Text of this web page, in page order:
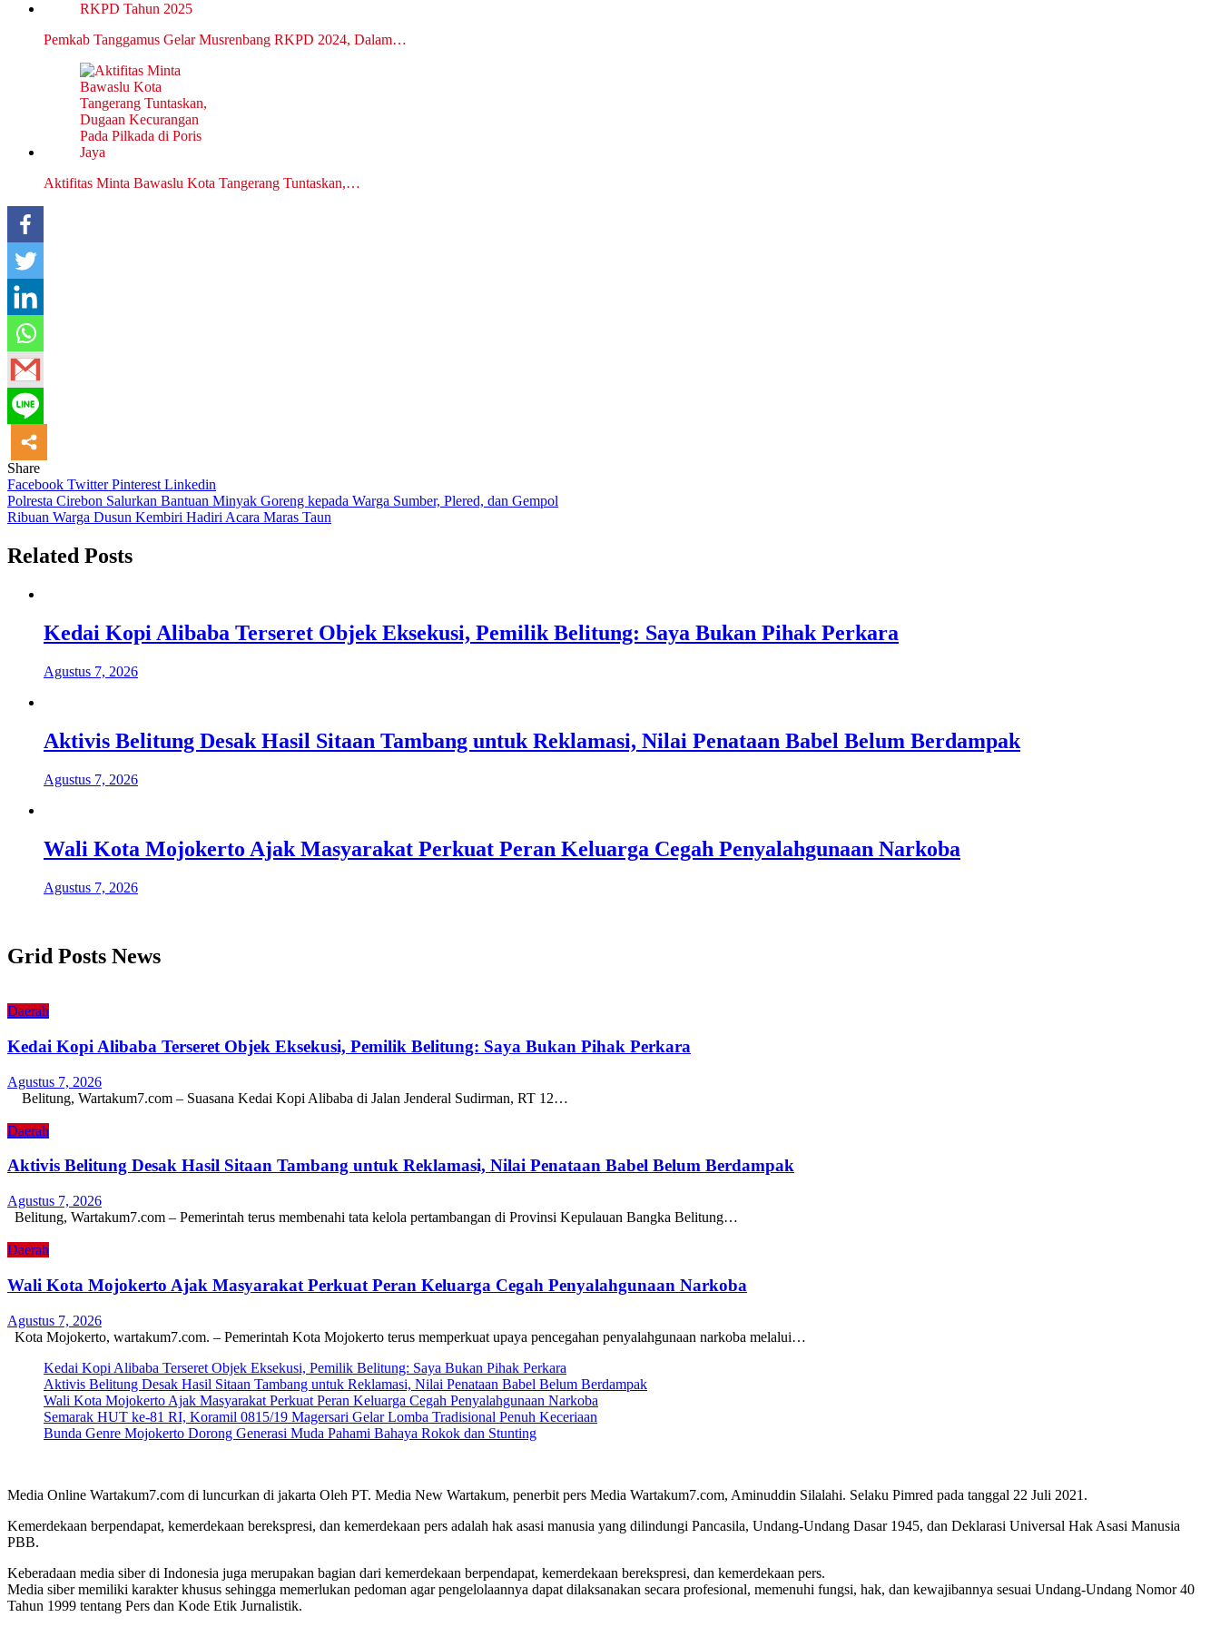
Pemkab Tanggamus Gelar Musrenbang RKPD 2024, Dalam…
Aktifitas Minta Bawaslu Kota Tangerang Tuntaskan,…
Share
Facebook TwitterPinterest Linkedin
Navigasi
pos
Polresta Cirebon Salurkan Bantuan Minyak Goreng kepada Warga Sumber, Plered, dan Gempol
Ribuan Warga Dusun Kembiri Hadiri Acara Maras Taun
Related Posts
Kedai Kopi Alibaba Terseret Objek Eksekusi, Pemilik Belitung: Saya Bukan Pihak Perkara
Agustus 7, 2026
Aktivis Belitung Desak Hasil Sitaan Tambang untuk Reklamasi, Nilai Penataan Babel Belum Berdampak
Agustus 7, 2026
Wali Kota Mojokerto Ajak Masyarakat Perkuat Peran Keluarga Cegah Penyalahgunaan Narkoba
Agustus 7, 2026
Grid Posts News
Daerah
Kedai Kopi Alibaba Terseret Objek Eksekusi, Pemilik Belitung: Saya Bukan Pihak Perkara
Agustus 7, 2026
Belitung, Wartakum7.com – Suasana Kedai Kopi Alibaba di Jalan Jenderal Sudirman, RT 12…
Daerah
Aktivis Belitung Desak Hasil Sitaan Tambang untuk Reklamasi, Nilai Penataan Babel Belum Berdampak
Agustus 7, 2026
Belitung, Wartakum7.com – Pemerintah terus membenahi tata kelola pertambangan di Provinsi Kepulauan Bangka Belitung…
Daerah
Wali Kota Mojokerto Ajak Masyarakat Perkuat Peran Keluarga Cegah Penyalahgunaan Narkoba
Agustus 7, 2026
Kota Mojokerto, wartakum7.com. – Pemerintah Kota Mojokerto terus memperkuat upaya pencegahan penyalahgunaan narkoba melalui…
Kedai Kopi Alibaba Terseret Objek Eksekusi, Pemilik Belitung: Saya Bukan Pihak Perkara
Aktivis Belitung Desak Hasil Sitaan Tambang untuk Reklamasi, Nilai Penataan Babel Belum Berdampak
Wali Kota Mojokerto Ajak Masyarakat Perkuat Peran Keluarga Cegah Penyalahgunaan Narkoba
Semarak HUT ke-81 RI, Koramil 0815/19 Magersari Gelar Lomba Tradisional Penuh Keceriaan
Bunda Genre Mojokerto Dorong Generasi Muda Pahami Bahaya Rokok dan Stunting
Media Online Wartakum7.com di luncurkan di jakarta Oleh PT. Media New Wartakum, penerbit pers Media Wartakum7.com, Aminuddin Silalahi. Selaku Pimred pada tanggal 22 Juli 2021.
Kemerdekaan berpendapat, kemerdekaan berekspresi, dan kemerdekaan pers adalah hak asasi manusia yang dilindungi Pancasila, Undang-Undang Dasar 1945, dan Deklarasi Universal Hak Asasi Manusia
PBB.
Keberadaan media siber di Indonesia juga merupakan bagian dari kemerdekaan berpendapat, kemerdekaan berekspresi, dan kemerdekaan pers.
Media siber memiliki karakter khusus sehingga memerlukan pedoman agar pengelolaannya dapat dilaksanakan secara profesional, memenuhi fungsi, hak, dan kewajibannya sesuai Undang-Undang Nomor 40
Tahun 1999 tentang Pers dan Kode Etik Jurnalistik.